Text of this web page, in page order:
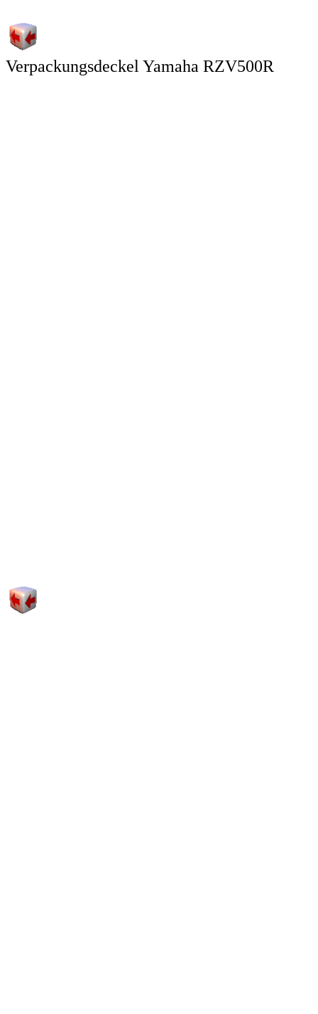
Verpackungsdeckel Yamaha RZV500R